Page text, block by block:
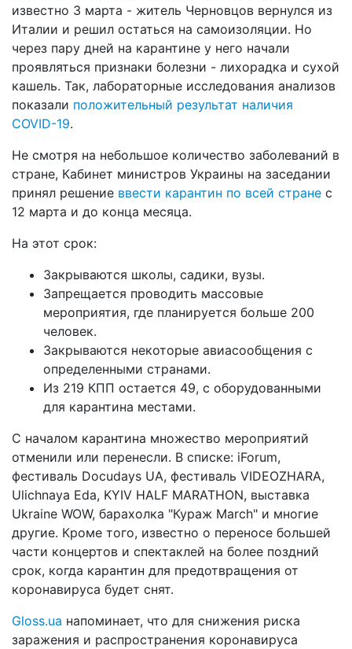
известно 3 марта - житель Черновцов вернулся из
Италии и решил остаться на самоизоляции. Но
через пару дней на карантине у него начали
проявляться признаки болезни - лихорадка и сухой
кашель. Так, лабораторные исследования анализов
показали положительный результат наличия
COVID-19.
Не смотря на небольшое количество заболеваний в
стране, Кабинет министров Украины на заседании
принял решение ввести карантин по всей стране с
12 марта и до конца месяца.
На этот срок:
Закрываются школы, садики, вузы.
Запрещается проводить массовые
мероприятия, где планируется больше 200
человек.
Закрываются некоторые авиасообщения с
определенными странами.
Из 219 КПП остается 49, с оборудованными
для карантина местами.
С началом карантина множество мероприятий
отменили или перенесли. В списке: iForum,
фестиваль Docudays UA, фестиваль VIDEOZHARA,
Ulichnaya Eda, KYIV HALF MARATHON, выставка
Ukraine WOW, барахолка "Кураж March" и многие
другие. Кроме того, известно о переносе большей
части концертов и спектаклей на более поздний
срок, когда карантин для предотвращения от
коронавируса будет снят.
Gloss.ua напоминает, что для снижения риска
заражения и распространения коронавируса